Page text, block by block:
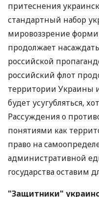
притеснения
стандартный набор
мировоззрение
продолжает
российской
российский флот
территории Украины
будет усугубляться,
Рассуждения о
понятиями как
право на
административной
государства оставим
"Защитники"